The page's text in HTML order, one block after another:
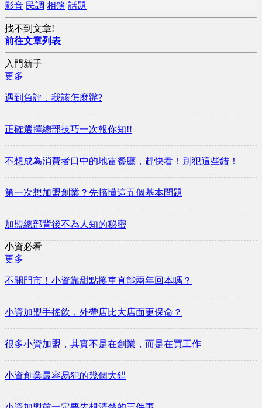
影音 民調 相簿 話題
找不到文章!
前往文章列表
入門新手
更多
遇到負評，我該怎麼辦?
正確選擇總部技巧一次報你知!!
不想成為消費者口中的地雷餐廳，趕快看！別犯這些錯！
第一次想加盟創業？先搞懂這五個基本問題
加盟總部背後不為人知的秘密
小資必看
更多
不開門市！小資靠甜點攤車真能兩年回本嗎？
小資加盟手搖飲，外帶店比大店面更保命？
很多小資加盟，其實不是在創業，而是在買工作
小資創業最容易犯的幾個大錯